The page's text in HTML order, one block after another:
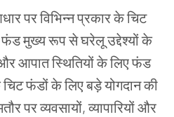
पर विभिन्न प्रकार के चिट
मुख्य रूप से घरेलू उद्देश्यों के
आपात स्थितियों के लिए फंड
फंडों के लिए बड़े योगदान की
पर व्यवसायों, व्यापारियों और